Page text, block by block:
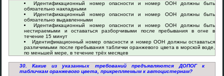
Идентификационный номер опасности и номер ООН должны быть
обязательно накладными
Идентификационный номер опасности и номер ООН должны быть
обязательно выдавленными
Идентификационный номер опасности и номер ООН должны быть
нестираемыми и оставаться разборчивыми после пребывания в огне в
течение 15 минут
Идентификационный номер опасности и номер ООН должны оставаться
различимыми после пребывания таблички оранжевого цвета в морской воде,
по меньшей мере, в течение трёх месяцев
30. Какие из указанных требований предъявляются ДОПОГ к
табличкам оранжевого цвета, прикрепляемым к автоцистернам?